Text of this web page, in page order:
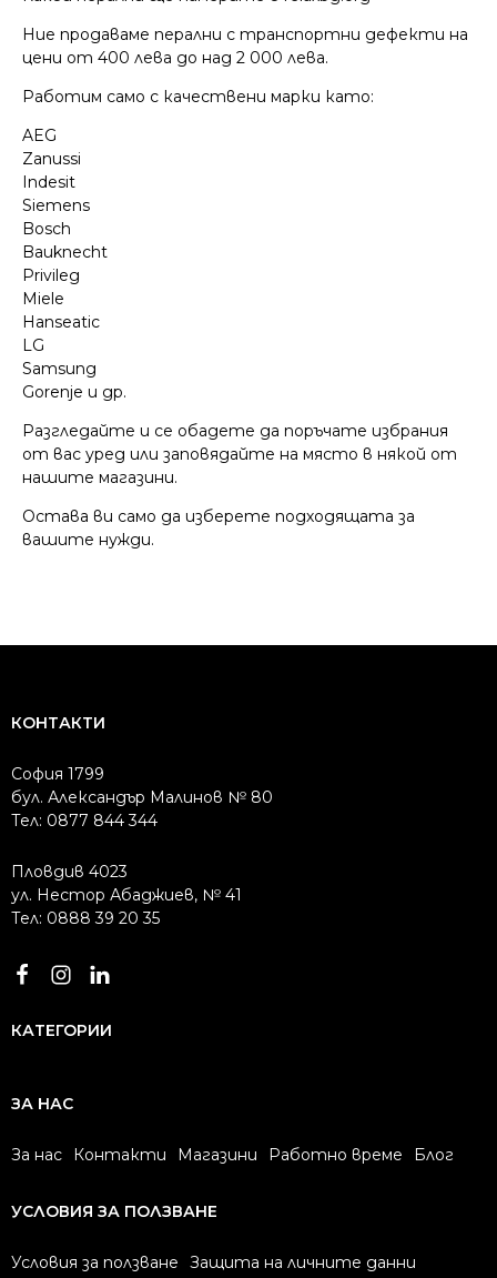
Ние продаваме перални с транспортни дефекти на
цени от 400 лева до над 2 000 лева.
Работим само с качествени марки като:
AEG
Zanussi
Indesit
Siemens
Bosch
Bauknecht
Privileg
Miele
Hanseatic
LG
Samsung
Gorenje и др.
Разгледайте и се обадете да поръчате избрания
от вас уред или заповядайте на място в някой от
нашите магазини.
Остава ви само да изберете подходящата за
вашите нужди.
КОНТАКТИ
София 1799
бул. Александър Малинов № 80
Тел: 0877 844 344
Пловдив 4023
ул. Нестор Абаджиев, № 41
Тел: 0888 39 20 35
КАТЕГОРИИ
ЗА НАС
За нас Контакти Магазини Работно време Блог
УСЛОВИЯ ЗА ПОЛЗВАНЕ
Условия за ползване Защита на личните данни